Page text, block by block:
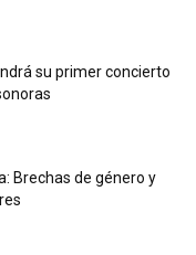
su primer concierto
Brechas de género y